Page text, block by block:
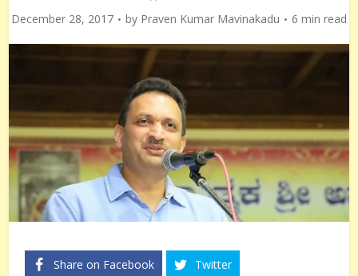
December 28, 2017 by Praven Kumar Mavinakadu 6 min read
Share on Facebook Twitter